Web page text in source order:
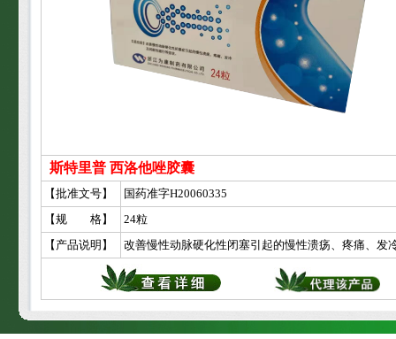
斯特里普 西洛他唑胶囊
【批准文号】
国药准字H20060335
【规 格】
24粒
【产品说明】